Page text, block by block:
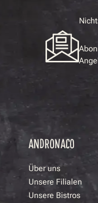
ANDRONACO
Über uns
Unsere Filialen
Unsere Bistros